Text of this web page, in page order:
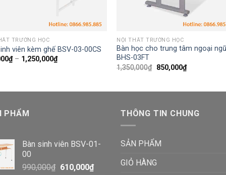
TRƯỜNG HỌC
viên kèm ghế BSV-03-00CS
₫– 1,250,000₫
NỘI THẤT TRƯỜNG HỌC
Bàn học cho trung tâm ngoại
BHS-03FT
1,350,000₫ 850,000₫
PHẨM
Bàn sinh viên BSV-01-
00
990,000₫ 610,000₫
THÔNG TIN CHUNG
SẢN PHẨM
GIỎ HÀNG